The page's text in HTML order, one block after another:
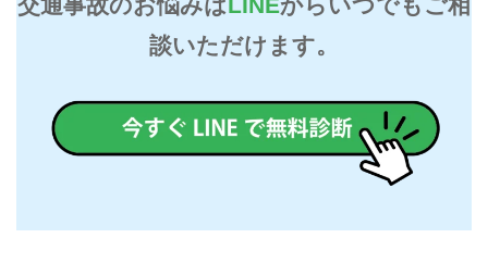
交通事故のお悩みは LINEからいつでもご相
談いただけます。